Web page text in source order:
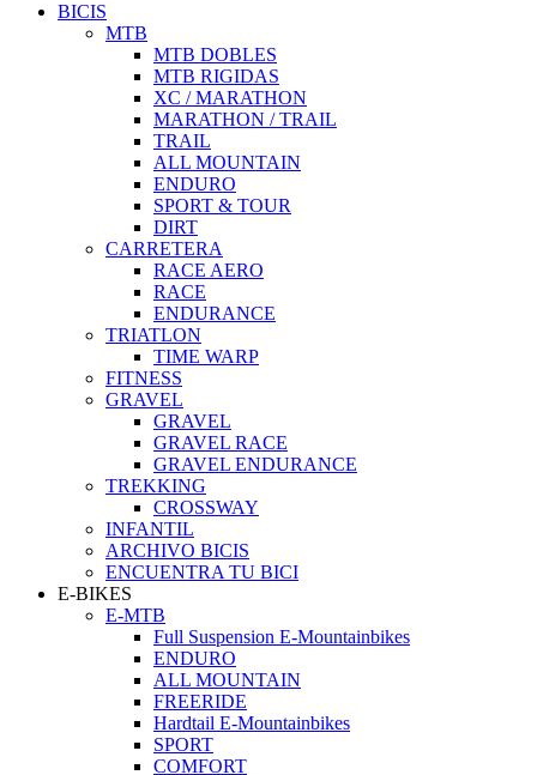
BICIS
MTB
MTB DOBLES
MTB RIGIDAS
XC / MARATHON
MARATHON / TRAIL
TRAIL
ALL MOUNTAIN
ENDURO
SPORT & TOUR
DIRT
CARRETERA
RACE AERO
RACE
ENDURANCE
TRIATLON
TIME WARP
FITNESS
GRAVEL
GRAVEL
GRAVEL RACE
GRAVEL ENDURANCE
TREKKING
CROSSWAY
INFANTIL
ARCHIVO BICIS
ENCUENTRA TU BICI
E-BIKES
E-MTB
Full Suspension E-Mountainbikes
ENDURO
ALL MOUNTAIN
FREERIDE
Hardtail E-Mountainbikes
SPORT
COMFORT